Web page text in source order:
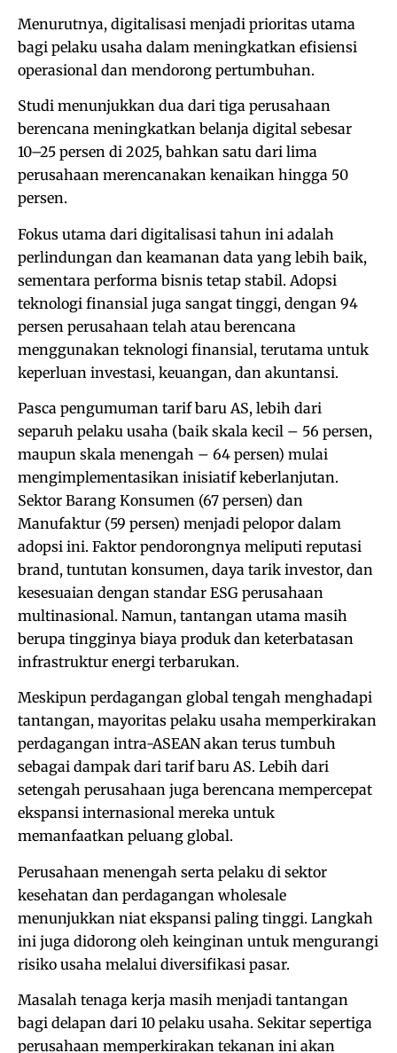
Menurutnya, digitalisasi menjadi prioritas utama
bagi pelaku usaha dalam meningkatkan efisiensi
operasional dan mendorong pertumbuhan.
Studi menunjukkan dua dari tiga perusahaan
berencana meningkatkan belanja digital sebesar
10–25 persen di 2025, bahkan satu dari lima
perusahaan merencanakan kenaikan hingga 50
persen.
Fokus utama dari digitalisasi tahun ini adalah
perlindungan dan keamanan data yang lebih baik,
sementara performa bisnis tetap stabil. Adopsi
teknologi finansial juga sangat tinggi, dengan 94
persen perusahaan telah atau berencana
menggunakan teknologi finansial, terutama untuk
keperluan investasi, keuangan, dan akuntansi.
Pasca pengumuman tarif baru AS, lebih dari
separuh pelaku usaha (baik skala kecil – 56 persen,
maupun skala menengah – 64 persen) mulai
mengimplementasikan inisiatif keberlanjutan.
Sektor Barang Konsumen (67 persen) dan
Manufaktur (59 persen) menjadi pelopor dalam
adopsi ini. Faktor pendorongnya meliputi reputasi
brand, tuntutan konsumen, daya tarik investor, dan
kesesuaian dengan standar ESG perusahaan
multinasional. Namun, tantangan utama masih
berupa tingginya biaya produk dan keterbatasan
infrastruktur energi terbarukan.
Meskipun perdagangan global tengah menghadapi
tantangan, mayoritas pelaku usaha memperkirakan
perdagangan intra-ASEAN akan terus tumbuh
sebagai dampak dari tarif baru AS. Lebih dari
setengah perusahaan juga berencana mempercepat
ekspansi internasional mereka untuk
memanfaatkan peluang global.
Perusahaan menengah serta pelaku di sektor
kesehatan dan perdagangan wholesale
menunjukkan niat ekspansi paling tinggi. Langkah
ini juga didorong oleh keinginan untuk mengurangi
risiko usaha melalui diversifikasi pasar.
Masalah tenaga kerja masih menjadi tantangan
bagi delapan dari 10 pelaku usaha. Sekitar sepertiga
perusahaan memperkirakan tekanan ini akan